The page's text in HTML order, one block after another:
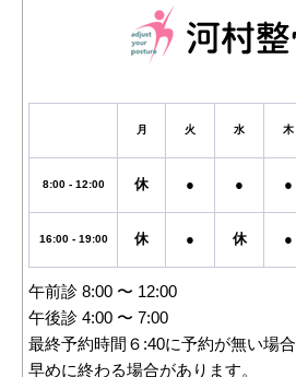
月 火 水 木
8:00 - 12:00 休 ● ● ●
16:00 - 19:00 休 ● 休 ●
午前診 8:00 〜 12:00
午後診 4:00 〜 7:00
最終予約時間６:40に予約が無い場合
早めに終わる場合があります。